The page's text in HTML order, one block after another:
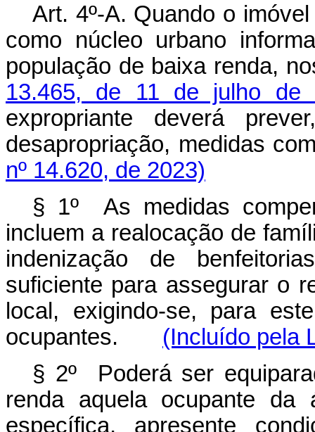
Art. 4º-A. Quando o
como núcleo urbano
população de baixa renda,
13.465, de 11 de julho de
expropriante deverá
desapropriação, medidas
nº 14.620, de 2023)
§ 1º As medidas
incluem a realocação de
indenização de
suficiente para assegurar o
local, exigindo-se, para
ocupantes. (Incluído pela
§ 2º Poderá ser
renda aquela ocupante
específica, apresente